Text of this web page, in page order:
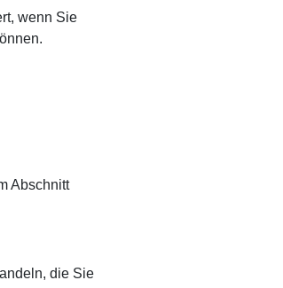
wenn Sie
Abschnitt
die Sie